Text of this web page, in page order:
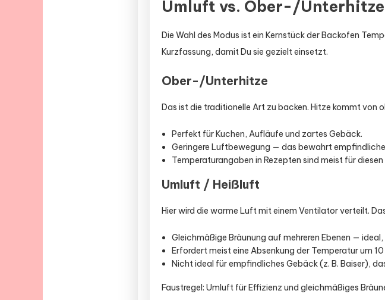
Umluft vs. Ober-/
Die Wahl des Modus ist ein Kernstück der Backofen
Kurzfassung, damit Du sie gezielt einsetzt.
Ober-/Unterhitze
Das ist die traditionelle Art zu backen. Hitze kommt von
Perfekt für Kuchen, Aufläufe und zartes Gebäck.
Geringere Luftbewegung — das bewahrt
Temperaturangaben in Rezepten sind meist für
Umluft / Heißluft
Hier wird die warme Luft mit einem Ventilator verteilt.
Gleichmäßige Bräunung auf mehreren Ebenen —
Erfordert meist eine Absenkung der Temperatur um
Nicht ideal für empfindliches Gebäck (z. B. Baiser),
Faustregel: Umluft für Effizienz und gleichmäßiges